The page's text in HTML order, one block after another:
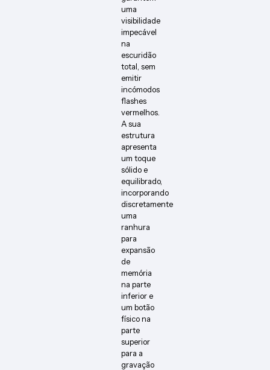
uma
visibilidade
impecável
na
escuridão
total, sem
emitir
incómodos
flashes
vermelhos.
A sua
estrutura
apresenta
um toque
sólido e
equilibrado,
incorporando
discretamente
uma
ranhura
para
expansão
de
memória
na parte
inferior e
um botão
físico na
parte
superior
para a
gravação